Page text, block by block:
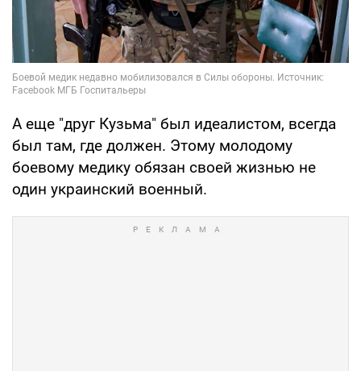
А еще "друг Кузьма" был идеалистом, всегда
был там, где должен. Этому молодому
боевому медику обязан своей жизнью не
один украинский военный.